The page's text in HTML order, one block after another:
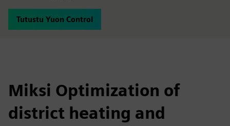
Tutustu Yuon Control
Miksi Optimization of
district heating and